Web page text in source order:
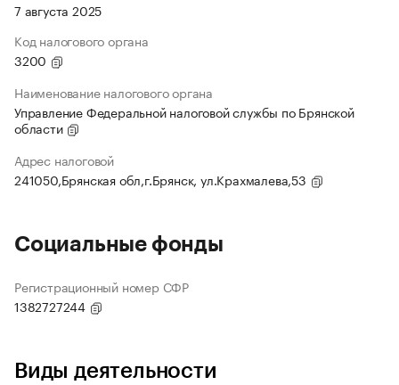
7 августа 2025
Код налогового органа
3200
Наименование налогового органа
Управление Федеральной налоговой службы по Брянской
области
Адрес налоговой
241050,Брянская обл,г.Брянск, ул.Крахмалева,53
Социальные фонды
Регистрационный номер СФР
1382727244
Виды деятельности